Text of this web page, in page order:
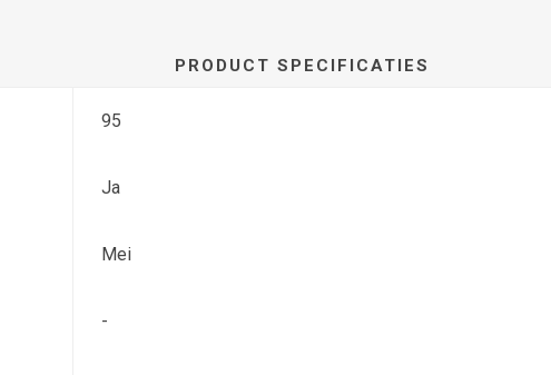
PRODUCT SPECIFICATIES
95
Ja
Mei
-